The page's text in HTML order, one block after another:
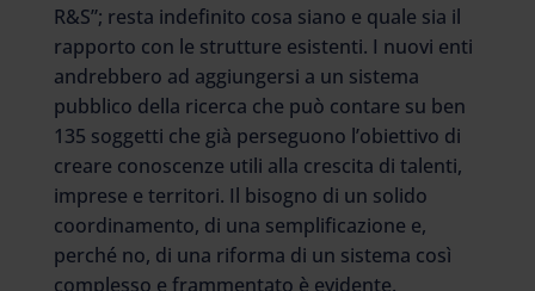
R&S”; resta indefinito cosa siano e quale sia il
rapporto con le strutture esistenti. I nuovi enti
andrebbero ad aggiungersi a un sistema
pubblico della ricerca che può contare su ben
135 soggetti che già perseguono l’obiettivo di
creare conoscenze utili alla crescita di talenti,
imprese e territori. Il bisogno di un solido
coordinamento, di una semplificazione e,
perché no, di una riforma di un sistema così
complesso e frammentato è evidente.